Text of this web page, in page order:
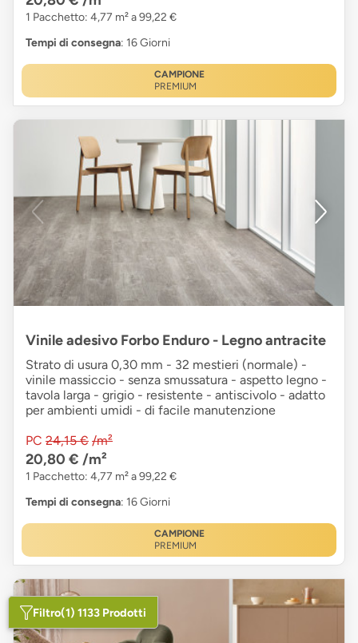
1 Pacchetto: 4,77 m² a 99,22 €
Tempi di consegna: 16 Giorni
CAMPIONE
PREMIUM
Vinile adesivo Forbo Enduro - Legno antracite
Strato di usura 0,30 mm - 32 mestieri (normale) -
vinile massiccio - senza smussatura - aspetto legno -
tavola larga - grigio - resistente - antiscivolo - adatto
per ambienti umidi - di facile manutenzione
PC 24,15 € /m²
20,80 € /m²
1 Pacchetto: 4,77 m² a 99,22 €
Tempi di consegna: 16 Giorni
CAMPIONE
PREMIUM
Filtro(1) 1133 Prodotti